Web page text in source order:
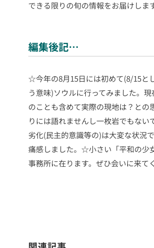
できる限りの旬の情報をお届けしま
編集後記…
☆今年の8月15日には初めて(8/15と
う意味)ソウルに行ってみました。
のことも含めて実際の現地は？との
りには語れませんし一枚岩でもない
劣化(民主的意識等の)は大変な状況
痛感しました。☆小さい「平和の少
事務所に在ります。ぜひ会いに来て